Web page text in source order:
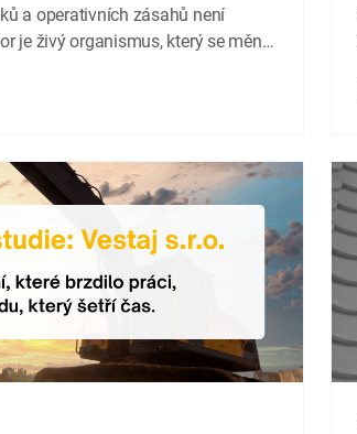
a operativních zásahů není
je živý organismus, který se mění
pokazí. Právě proto se jeden z